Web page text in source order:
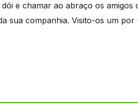
e chamar ao abraço os amigos
sua companhia. Visito-os um por